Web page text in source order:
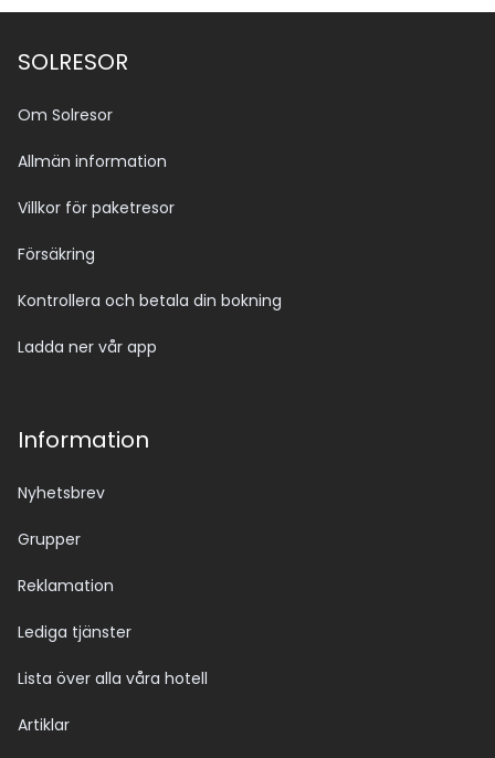
SOLRESOR
Om Solresor
Allmän information
Villkor för paketresor
Försäkring
Kontrollera och betala din bokning
Ladda ner vår app
Information
Nyhetsbrev
Grupper
Reklamation
Lediga tjänster
Lista över alla våra hotell
Artiklar